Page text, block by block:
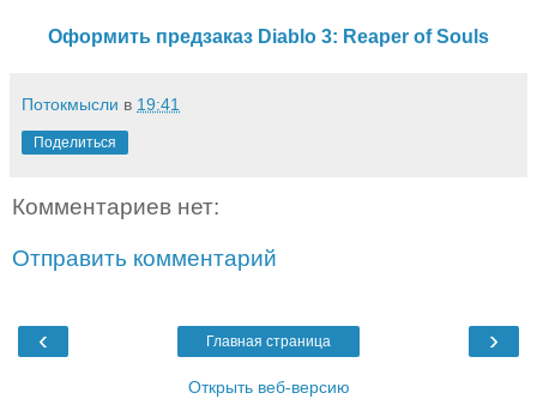
Оформить предзаказ Diablo 3: Reaper of Souls
Потокмысли в 19:41
Поделиться
Комментариев нет:
Отправить комментарий
‹ ›
Главная страница
Открыть веб-версию